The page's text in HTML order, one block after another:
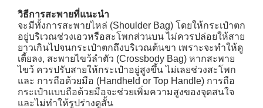
วิธีการสะพายที่แนะนำ
จะมีทั้งการสะพายไหล่ (Shoulder Bag) โดยให้กระเป๋าตก
อยู่บริเวณช่วงเอวหรือสะโพกส่วนบน ไม่ควรปล่อยให้สาย
ยาวเกินไปจนกระเป๋าตกถึงบริเวณต้นขา เพราะจะทำให้ดู
เตี้ยลง, สะพายไขว้ลำตัว (Crossbody Bag) หากสะพาย
ไขว้ ควรปรับสายให้กระเป๋าอยู่สูงขึ้น ไม่เลยช่วงสะโพก
และ การถือด้วยมือ (Handheld or Top Handle) การถือ
กระเป๋าแบบถือด้วยมือจะช่วยเพิ่มความสูงของจุดสนใจ
และไม่ทำให้รูปร่างดูสั้น